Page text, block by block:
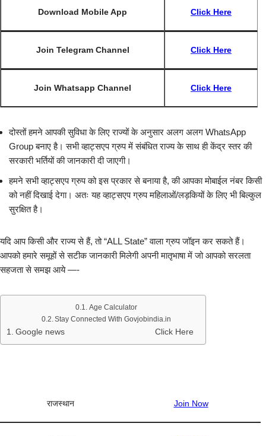
Download Mobile App Click Here
Join Telegram Channel Click Here
Join Whatsapp Channel Click Here
दोस्तों हमने आपकी सुविधा के लिए राज्यों के अनुसार अलग अलग WhatsApp
Group बनाए है। सभी व्हाट्सएप ग्रुप में संबंधित राज्य के साथ ही केंद्र स्तर की
सरकारी भर्तियों की जानकारी दी जाएगी।
हमने सभी व्हाट्सएप ग्रुप को इस प्रकार से बनाया है, की आपका मोबाईल नंबर किसी
को नहीं दिखाई देगा। अतः यह व्हाट्सएप ग्रुप महिलाओं/लड़कियों के लिए भी बिल्कुल
सुरक्षित है।
यदि आप किसी और राज्य से हैं, तो “ALL State” वाला ग्रुप जॉइन कर सकते हैं।
आपको हमारे समूहों से सटीक जानकारी मिलेगी अपनी मातृभाषा में जो आपको सरलता
सहजता से समझ आये —-
Age Calculator
Stay Connected With Govjobindia.in
Google news Click Here
राजस्थान Join Now